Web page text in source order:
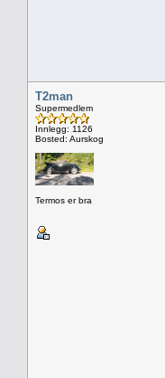
T2man
Supermedlem
Innlegg: 1126
Bosted: Aurskog
Termos er bra